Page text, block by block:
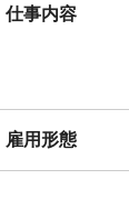
仕事内容
雇用形態